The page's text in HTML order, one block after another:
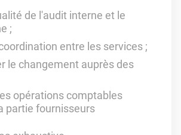
de l'audit interne et le
;
entre les services ;
le changement auprès des
opérations comptables
partie fournisseurs